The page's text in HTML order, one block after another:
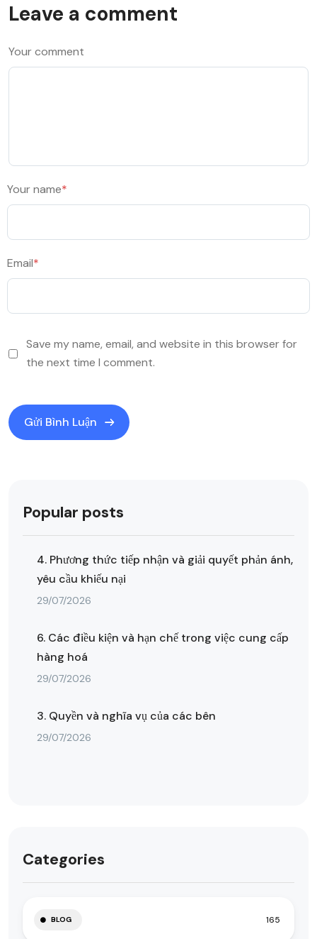
Leave a comment
Your comment
Your name*
Email*
Save my name, email, and website in this browser for
the next time I comment.
Popular posts
4. Phương thức tiếp nhận và giải quyết phản ánh,
yêu cầu khiếu nại
29/07/2026
6. Các điều kiện và hạn chế trong việc cung cấp
hàng hoá
29/07/2026
3. Quyền và nghĩa vụ của các bên
29/07/2026
Categories
BLOG 165